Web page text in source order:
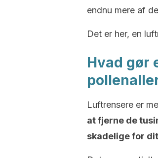
endnu mere af
Det er her, en
Hvad gør
Luftrensere er
at fjerne de
skadelige for